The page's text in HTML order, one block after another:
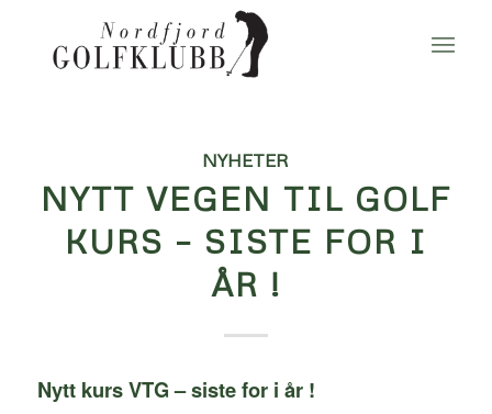
NYHETER
NYTT VEGEN TIL GOLF
KURS – SISTE FOR I
ÅR !
Nytt kurs VTG – siste for i år !